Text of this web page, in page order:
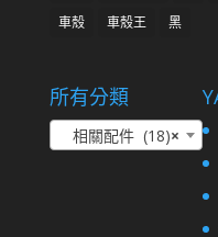
車殼
車殼王 黑
所有分類
×
相關配件 (18)